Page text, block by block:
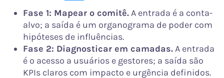
Fase 1: Mapear o comitê.A entrada é a conta-
alvo; a saída é um organograma de poder com
hipóteses de influências.
Fase 2: Diagnosticar em camadas.A entrada
é o acesso a usuários e gestores; a saída são
KPIs claros com impacto e urgência definidos.